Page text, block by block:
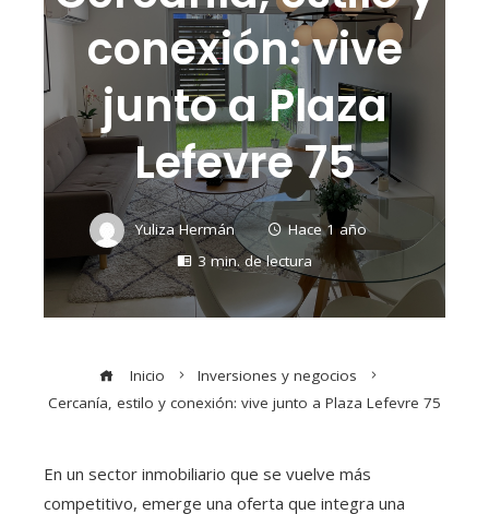
conexión: vive
junto a Plaza
Lefevre 75
Yuliza Hermán
Hace 1 año
3 min. de lectura
Inicio
Inversiones y negocios
Cercanía, estilo y conexión: vive junto a Plaza Lefevre 75
En un sector inmobiliario que se vuelve más
competitivo, emerge una oferta que integra una